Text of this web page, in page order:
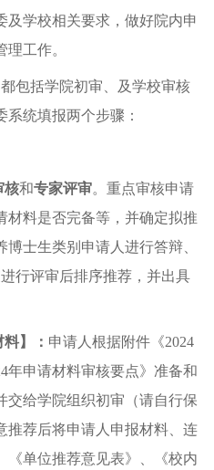
及学校相关要求，做好院内申
工作。
包括学院初审、及学校审核
统填报两个步骤：
核和专家评审。重点审核申请
材料是否完备等，并确定拟推
士生类别申请人进行答辩、
行评审后排序推荐，并出具
】： 申请人根据附件《2024
年申请材料审核要点》准备和
交给学院组织初审（请自行保
推荐后将申请人申报材料、连
《单位推荐意见表》、《校内